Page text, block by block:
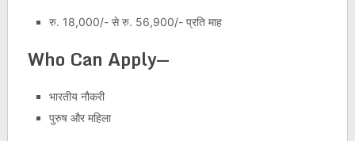
रु. 18,000/- से रु. 56,900/- प्रति माह
Who Can Apply—
भारतीय नौकरी
पुरुष और महिला